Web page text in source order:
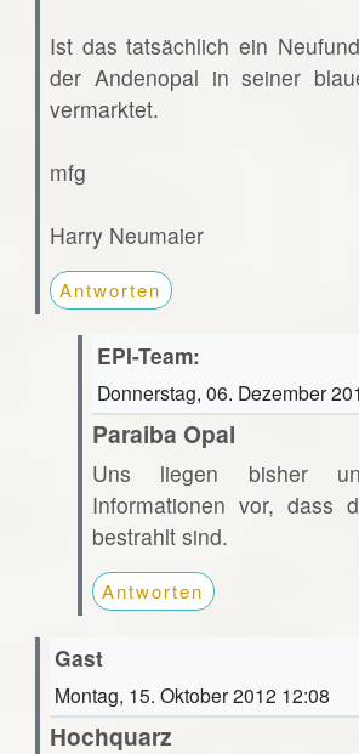
Ist das tatsächlich ein
der Andenopal in seiner
vermarktet.
mfg
Harry Neumaier
Antworten
EPI-Team:
Donnerstag, 06. Dezember
Paraiba Opal
Uns liegen bisher
Informationen vor, dass
bestrahlt sind.
Antworten
Gast
Montag, 15. Oktober 2012 12:08
Hochquarz